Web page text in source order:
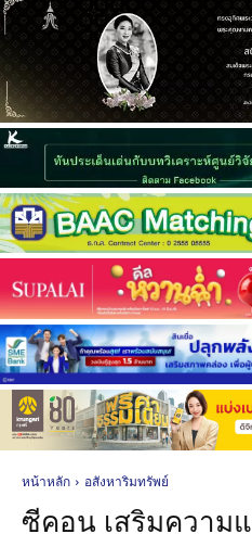
หน้าหลัก อสังหาริมทรัพย์
ซีคอน เสริมความ